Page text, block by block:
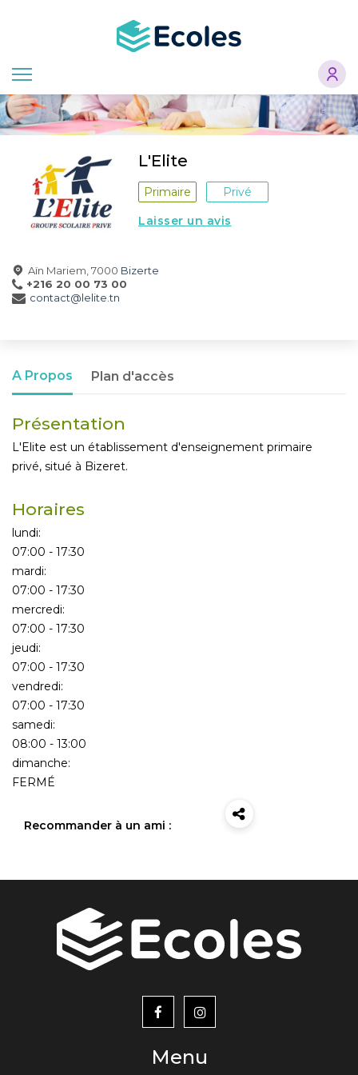
principal
L'Elite
Primaire
Privé
Laisser un avis
Aïn Mariem, 7000 Bizerte
+216 20 00 73 00
contact@lelite.tn
A Propos Plan d'accès
Présentation
L'Elite est un établissement d'enseignement primaire
privé, situé à Bizeret.
Horaires
lundi:
07:00 - 17:30
mardi:
07:00 - 17:30
mercredi:
07:00 - 17:30
jeudi:
07:00 - 17:30
vendredi:
07:00 - 17:30
samedi:
08:00 - 13:00
dimanche:
FERMÉ
Recommander à un ami :
Menu
menu
footer2